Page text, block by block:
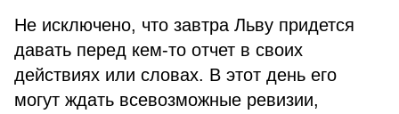
Не исключено, что завтра Льву придется
давать перед кем-то отчет в своих
действиях или словах. В этот день его
могут ждать всевозможные ревизии,